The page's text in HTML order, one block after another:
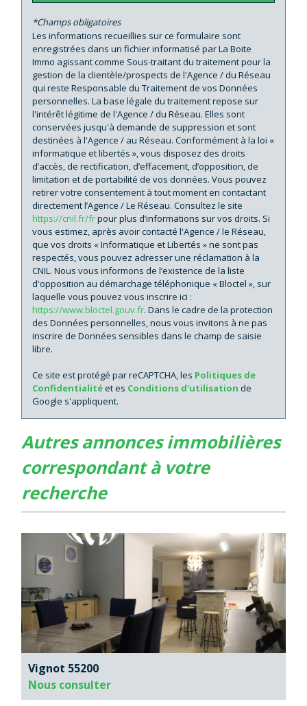
statistiques
Nombre d'habitants
Propriétaires (vs. locataires)
40,20 %
Taxe habitation
20,32 %
Taxe foncière
33,91 %
Habitants de moins de 25 ans
32,72 %
Habitants de 25 à 55 ans
36,55 %
Habitants de plus de 55 ans
30,73 %
Nombre d'enfants par famille
Familles sans enfant
46,55 %
Familles avec 1 ou 2 enfants
43,10 %
Maisons
43,40 %
Appartements
56,60 %
Familles avec 3 enfants
7,96 %
*Champs obligatoires
Les informations recueillies sur ce formulaire sont
enregistrées dans un fichier informatisé par La Boite
Immo agissant comme Sous-traitant du traitement pour la
gestion de la clientèle/prospects de l'Agence / du Réseau
qui reste Responsable du Traitement de vos Données
personnelles. La base légale du traitement repose sur
l'intérêt légitime de l'Agence / du Réseau. Elles sont
conservées jusqu'à demande de suppression et sont
destinées à l'Agence / au Réseau. Conformément à la loi «
informatique et libertés », vous disposez des droits
d’accès, de rectification, d’effacement, d’opposition, de
limitation et de portabilité de vos données. Vous pouvez
retirer votre consentement à tout moment en contactant
directement l’Agence / Le Réseau. Consultez le site
https://cnil.fr/frpour plus d’informations sur vos droits. Si
vous estimez, après avoir contacté l'Agence / le Réseau,
que vos droits « Informatique et Libertés » ne sont pas
respectés, vous pouvez adresser une réclamation à la
CNIL. Nous vous informons de l’existence de la liste
d'opposition au démarchage téléphonique « Bloctel », sur
laquelle vous pouvez vous inscrire ici :
https://www.bloctel.gouv.fr. Dans le cadre de la protection
des Données personnelles, nous vous invitons à ne pas
inscrire de Données sensibles dans le champ de saisie
libre.
Ce site est protégé par reCAPTCHA, les Politiques de
Confidentialitéet es Conditions d'utilisation de
Google s'appliquent.
autres annonces immobilières
correspondant à votre
recherche
Vignot 55200
Nous consulter